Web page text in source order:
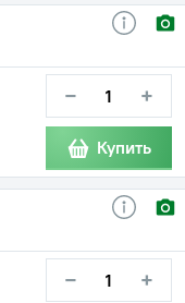
− +
Купить
− +